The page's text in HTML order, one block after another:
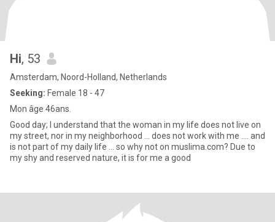
Hi, 53
Amsterdam, Noord-Holland, Netherlands
Seeking: Female 18 - 47
Mon âge 46ans.
Good day; I understand that the woman in my life does not live on
my street, nor in my neighborhood ... does not work with me .... and
is not part of my daily life ... so why not on muslima.com? Due to
my shy and reserved nature, it is for me a good